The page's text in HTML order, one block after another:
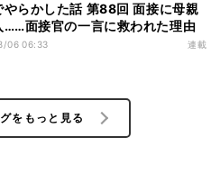
やらかした話 第88回 面接に母親
……面接官の一言に救われた理由
06 06:33 連載
をもっと見る